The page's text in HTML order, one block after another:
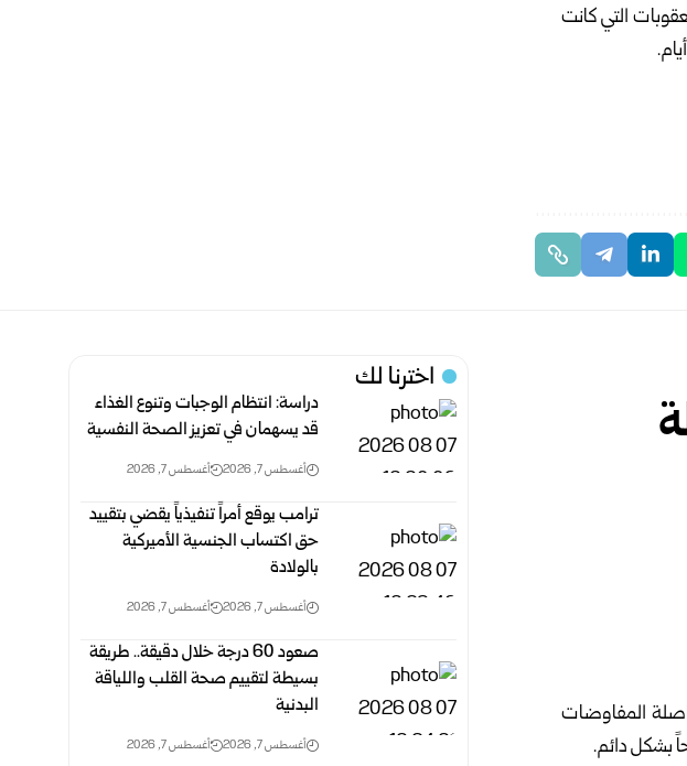
التي كانت
المفاوضات
بشكل دائم.
اخترنا لك
دراسة: انتظام الوجبات وتنوع الغذاء
قد يسهمان في تعزيز الصحة النفسية
أغسطس 7, 2026 أغسطس 7, 2026
ترامب يوقع أمراً تنفيذياً يقضي بتقييد
حق اكتساب الجنسية الأميركية
بالولادة
أغسطس 7, 2026 أغسطس 7, 2026
صعود 60 درجة خلال دقيقة.. طريقة
بسيطة لتقييم صحة القلب واللياقة
البدنية
أغسطس 7, 2026 أغسطس 7, 2026